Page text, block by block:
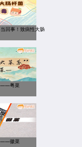
回事！致病性大肠
粤菜
徽菜